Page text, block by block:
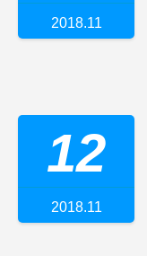
2018.11
12
2018.11